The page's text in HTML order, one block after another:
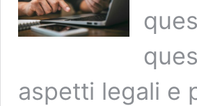
aspetti legali e